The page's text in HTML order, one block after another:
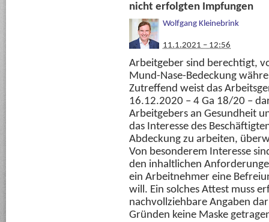
nicht erfolgten Impfungen
Wolfgang Kleinebrink
11.1.2021 – 12:56
Arbeitgeber sind berechtigt,
Mund-Nase-Bedeckung
Zutreffend weist das
16.12.2020 – 4 Ga 18/20 –
Arbeitgebers an Gesundheit
das Interesse des
Abdeckung zu arbeiten,
Von besonderem Interesse
den inhaltlichen
ein Arbeitnehmer eine
will. Ein solches Attest muss
nachvollziehbare Angaben
Gründen keine Maske